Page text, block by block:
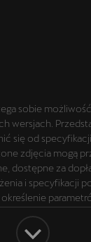
sobie
wersjach.
się od
zdjęcia mogą
dostępne za
i specyfikacji
Wszelkie